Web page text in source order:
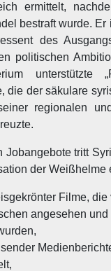
ermittelt,
bestraft wurde.
des
politischen
unterstützte
die der säkulare
regionalen
Jobangebote tritt
der Weißhelme
Filme, die
angesehen